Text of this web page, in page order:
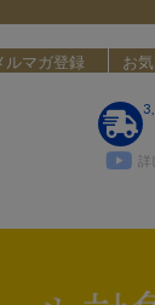
ルマガ登録 お
詳